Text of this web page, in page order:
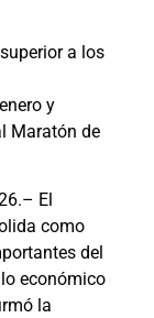
a los
y
Maratón de
El
como
del
económico
la